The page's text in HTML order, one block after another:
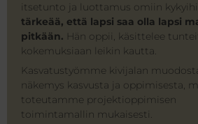
itsetunto ja luottamus omiin
tärkeää, että lapsi saa olla lapsi
pitkään. Hän oppii, käsittelee
kokemuksiaan leikin kautta.
Kasvatustyömme kivijalan
näkemys kasvusta ja oppimisesta,
toteutamme projektioppimisen
toimintamallin mukaisesti.